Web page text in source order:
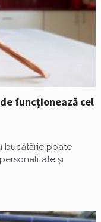
funcționează cel
bucătărie poate
și